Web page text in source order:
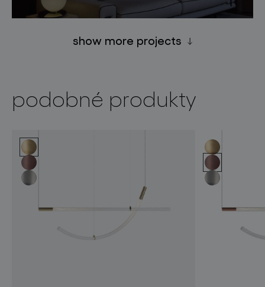
show more projects
podobné produkty